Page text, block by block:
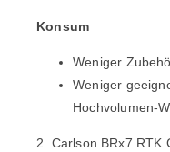
Konsum
Weniger
Weniger
Hochvolumen-
2. Carlson BRx7 RTK